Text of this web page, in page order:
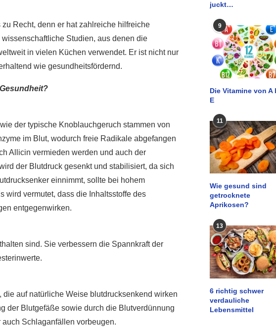
Recht, denn er hat zahlreiche hilfreiche
wissenschaftliche Studien, aus denen die
in vielen Küchen verwendet. Er ist nicht nur
wie gesundheitsfördernd.
der typische Knoblauchgeruch stammen von
im Blut, wodurch freie Radikale abgefangen
Allicin vermieden werden und auch der
der Blutdruck gesenkt und stabilisiert, da sich
einnimmt, sollte bei hohem
wird vermutet, dass die Inhaltsstoffe des
entgegenwirken.
sind. Sie verbessern die Spannkraft der
auf natürliche Weise blutdrucksenkend wirken
der Blutgefäße sowie durch die Blutverdünnung
Schlaganfällen vorbeugen.
juckt…
9
Die Vitamine von A
E
11
Wie gesund sind
getrocknete
Aprikosen?
13
6 richtig schwer
verdauliche
Lebensmittel